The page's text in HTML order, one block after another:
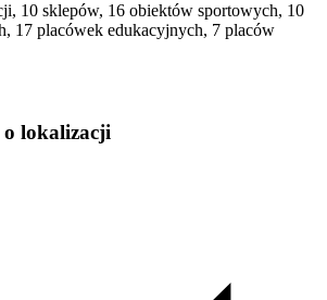
10 sklepów, 16 obiektów sportowych, 10
17 placówek edukacyjnych, 7 placów
o lokalizacji